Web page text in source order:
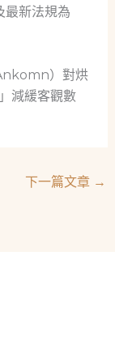
最新法規為
）對烘
減緩客觀數
下一篇文章 →